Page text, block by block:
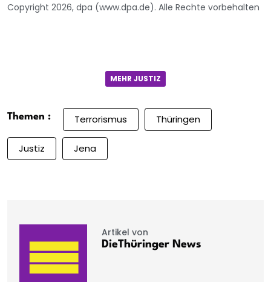
Copyright 2026, dpa (www.dpa.de). Alle Rechte vorbehalten
MEHR JUSTIZ
Themen : Terrorismus Thüringen
Justiz Jena
Artikel von
DieThüringer News